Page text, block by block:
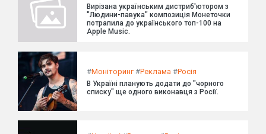
Вирізана українським дистриб'ютором з
"Людини-павука" композиція Монеточки
потрапила до українського топ-100 на
Apple Music.
#Моніторинг#Реклама #Росія
В Україні планують додати до "чорного
списку" ще одного виконавця з Росії.